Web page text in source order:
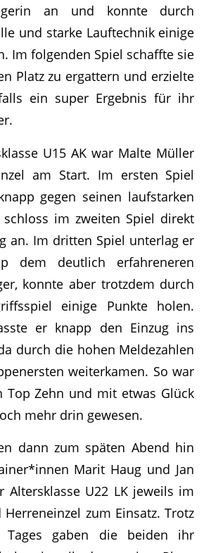
an und konnte durch
und starke Lauftechnik einige
Im folgenden Spiel schaffte sie
Platz zu ergattern und erzielte
ein super Ergebnis für ihr
U15 AK war Malte Müller
am Start. Im ersten Spiel
gegen seinen laufstarken
schloss im zweiten Spiel direkt
an. Im dritten Spiel unterlag er
dem deutlich erfahreneren
konnte aber trotzdem durch
einige Punkte holen.
er knapp den Einzug ins
durch die hohen Meldezahlen
weiterkamen. So war
Top Zehn und mit etwas Glück
mehr drin gewesen.
dann zum späten Abend hin
Marit Haug und Jan
Altersklasse U22 LK jeweils im
zum Einsatz. Trotz
Tages gaben die beiden ihr